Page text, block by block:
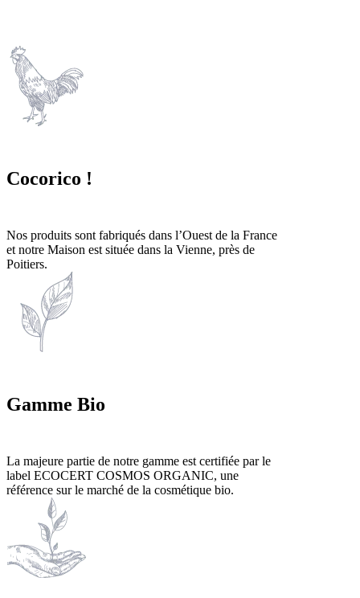
Cocorico !
Nos produits sont fabriqués dans l’Ouest de la France
et notre Maison est située dans la Vienne, près de
Poitiers.
Gamme Bio
La majeure partie de notre gamme est certifiée par le
label ECOCERT COSMOS ORGANIC, une
référence sur le marché de la cosmétique bio.